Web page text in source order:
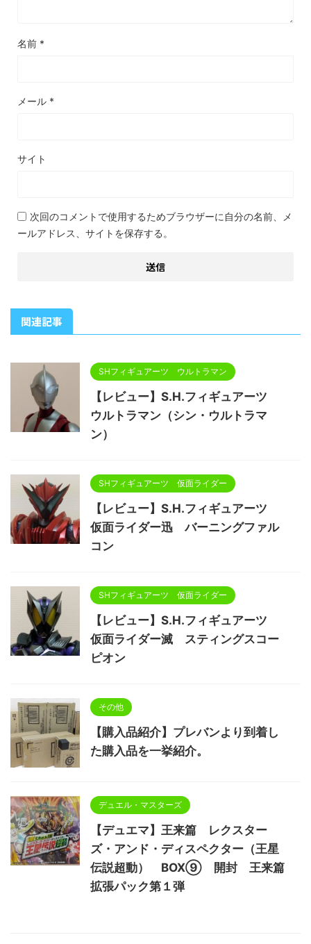
名前 *
メール *
サイト
次回のコメントで使用するためブラウザーに自分の名前、メ
ールアドレス、サイトを保存する。
関連記事
SHフィギュアーツ ウルトラマン
【レビュー】S.H.フィギュアーツ
ウルトラマン（シン・ウルトラマ
ン）
SHフィギュアーツ 仮面ライダー
【レビュー】S.H.フィギュアーツ
仮面ライダー迅 バーニングファル
コン
SHフィギュアーツ 仮面ライダー
【レビュー】S.H.フィギュアーツ
仮面ライダー滅 スティングスコー
ピオン
その他
【購入品紹介】プレバンより到着し
た購入品を一挙紹介。
デュエル・マスターズ
【デュエマ】王来篇 レクスター
ズ・アンド・ディスペクター（王星
伝説超動） BOX⑨ 開封 王来篇
拡張パック第１弾